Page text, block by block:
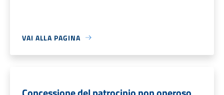
VAI ALLA PAGINA